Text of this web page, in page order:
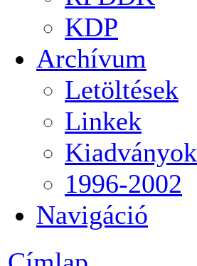
KDP
Archívum
Letöltések
Linkek
Kiadványok
1996-2002
Navigáció